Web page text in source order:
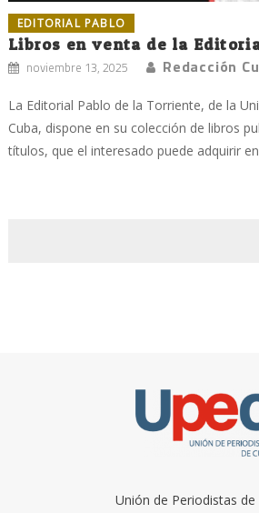
EDITORIAL PABLO
Libros en venta de la
noviembre 13, 2025 Redacción
La Editorial Pablo de la Torriente, de la
Cuba, dispone en su colección de libros
títulos, que el interesado puede adquirir
Unión de Periodistas de